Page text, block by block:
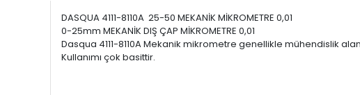
DASQUA 4111-8110A 25-50 MEKANİK MİKROMETRE 0,01
0-25mm MEKANİK DIŞ ÇAP MİKROMETRE 0,01
Dasqua 4111-8110A Mekanik mikrometre genellikle mühendislik
Kullanımı çok basittir.